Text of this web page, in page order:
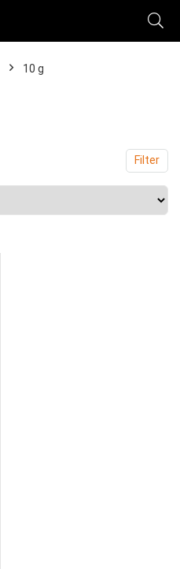
‎10 g
Filter